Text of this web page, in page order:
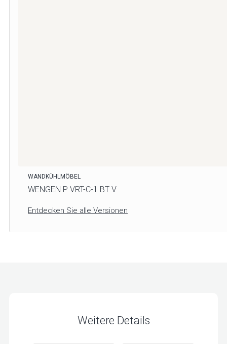
WANDKÜHLMÖBEL
WENGEN P VRT-C-1 BT V
Entdecken Sie alle Versionen
Weitere Details